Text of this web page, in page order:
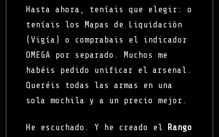
Hasta ahora, teníais que elegir: o
teníais los Mapas de Liquidación
(Vigía) o comprabais el indicador
OMEGA por separado. Muchos me
habéis pedido unificar el arsenal.
Queréis todas las armas en una
sola mochila y a un precio mejor.
He escuchado. Y he creado el
Rango